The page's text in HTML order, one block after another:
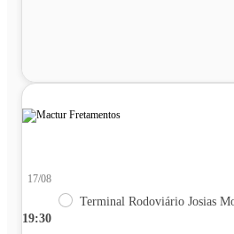
19:30
17/08
Terminal Rodoviário Josias